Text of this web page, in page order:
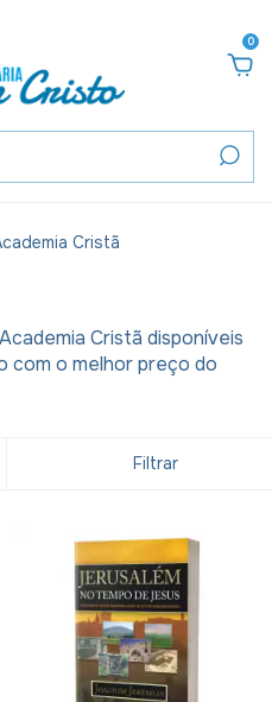
0
Cristã
Cristã disponíveis
com o melhor preço do
Filtrar